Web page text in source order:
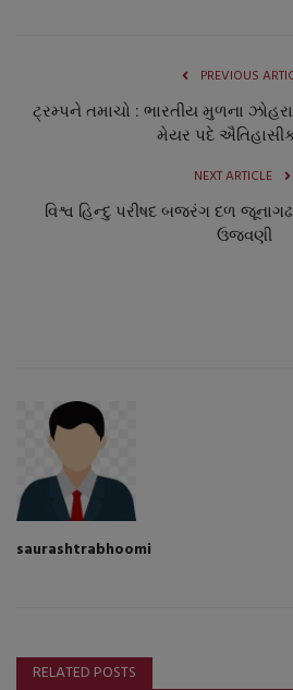
PREVIOUS
ટ્રમ્પને તમાચો : ભારતીય મુળના
મેયર પદે
NEXT ARTICLE
વિશ્વ હિન્દુ પરીષદ બજરંગ દળ જૂનાગઢ
ઉજવણી
saurashtrabhoomi
RELATED POSTS